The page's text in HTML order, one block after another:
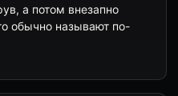
а потом внезапно
обычно называют по-